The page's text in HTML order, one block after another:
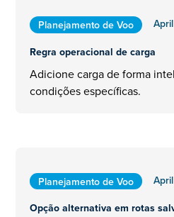
Planejamento de Voo
Regra operacional de carga
Adicione carga de forma
condições específicas.
Planejamento de Voo
Opção alternativa em rotas